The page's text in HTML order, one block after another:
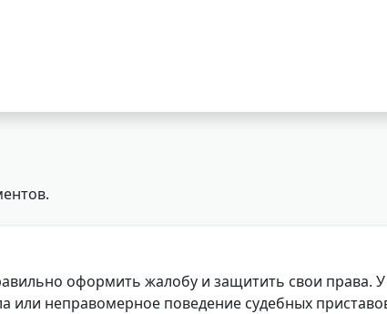
оформить жалобу и защитить свои права.
или неправомерное поведение судебных